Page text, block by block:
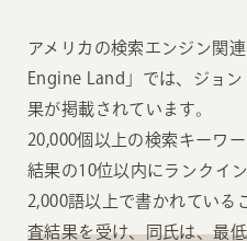
アメリカの検索エンジン関
Engine Land」では、ジョ
果が掲載されています。
20,000個以上の検索キーワ
結果の10位以内にランクイ
2,000語以上で書かれている
査結果を受け、同氏は、最